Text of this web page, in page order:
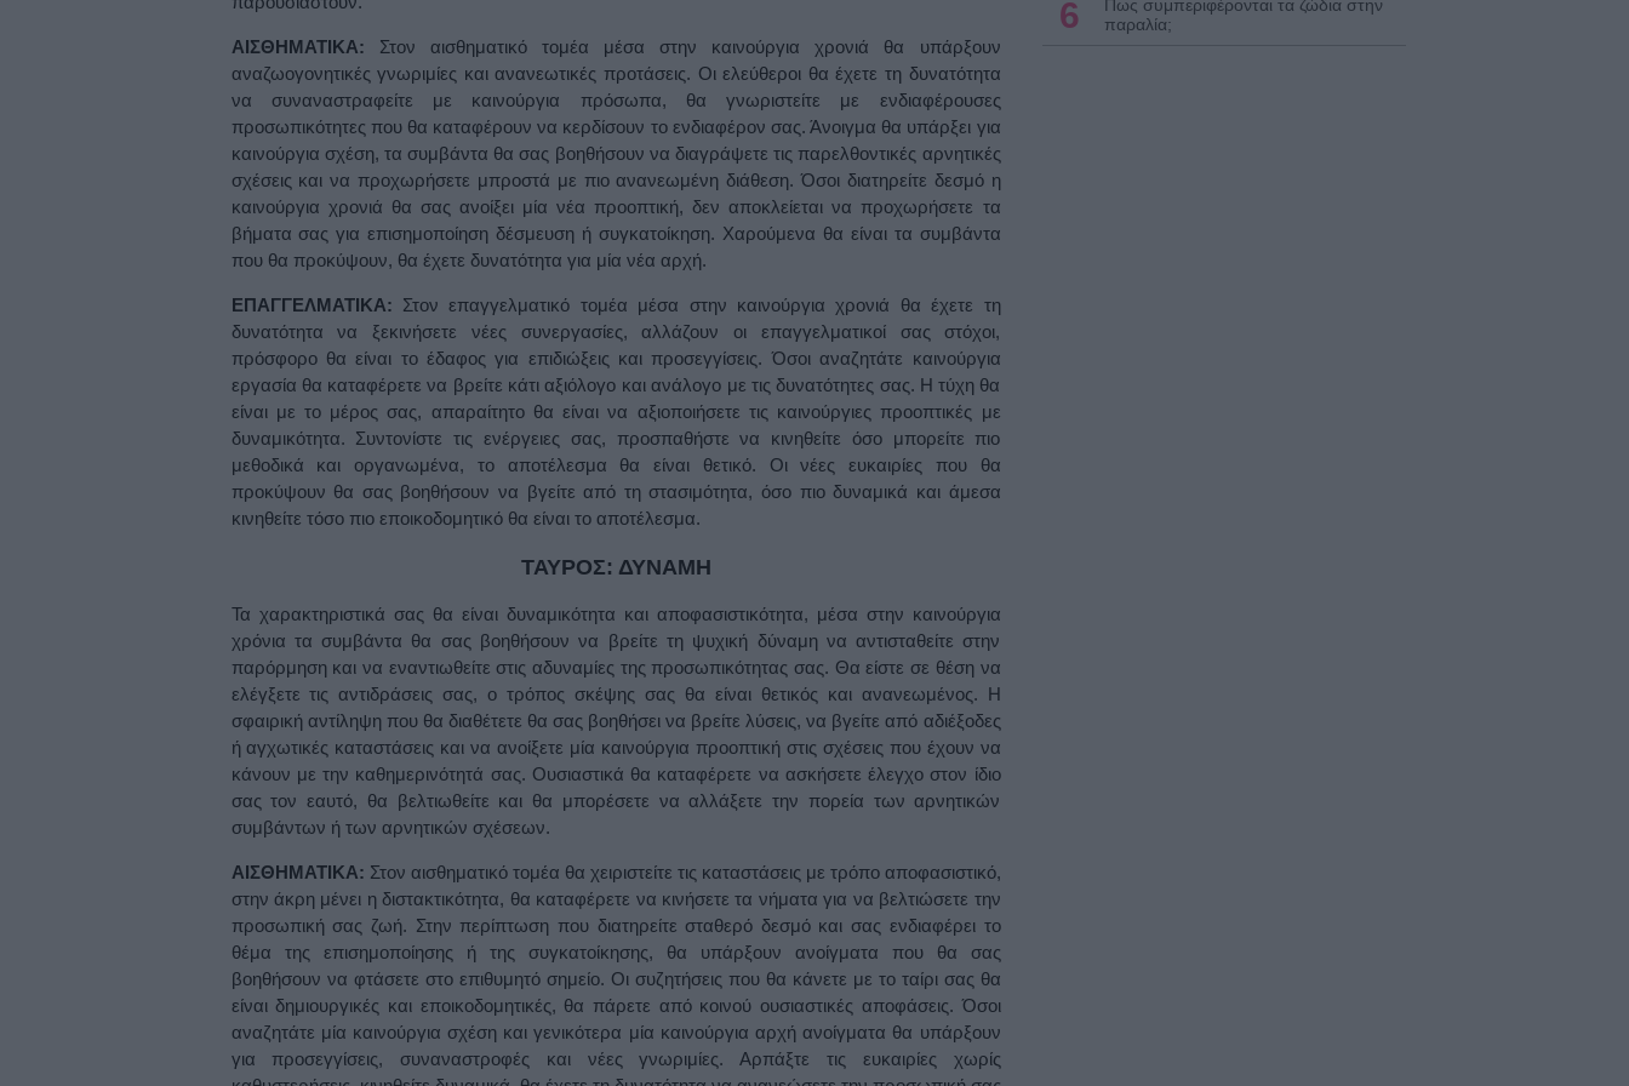
ΑΙΣΘΗΜΑΤΙΚΑ: Στον αισθηματικό τομέα μέσα στην καινούργια χρονιά θα υπάρξουν
αναζωογονητικές γνωριμίες και ανανεωτικές προτάσεις. Οι ελεύθεροι θα έχετε τη δυνατότητα
να συναναστραφείτε με καινούργια πρόσωπα, θα γνωριστείτε με ενδιαφέρουσες
προσωπικότητες που θα καταφέρουν να κερδίσουν το ενδιαφέρον σας. Άνοιγμα θα υπάρξει για
καινούργια σχέση, τα συμβάντα θα σας βοηθήσουν να διαγράψετε τις παρελθοντικές αρνητικές
σχέσεις και να προχωρήσετε μπροστά με πιο ανανεωμένη διάθεση. Όσοι διατηρείτε δεσμό η
καινούργια χρονιά θα σας ανοίξει μία νέα προοπτική, δεν αποκλείεται να προχωρήσετε τα
βήματα σας για επισημοποίηση δέσμευση ή συγκατοίκηση. Χαρούμενα θα είναι τα συμβάντα
που θα προκύψουν, θα έχετε δυνατότητα για μία νέα αρχή.
ΕΠΑΓΓΕΛΜΑΤΙΚΑ: Στον επαγγελματικό τομέα μέσα στην καινούργια χρονιά θα έχετε τη
δυνατότητα να ξεκινήσετε νέες συνεργασίες, αλλάζουν οι επαγγελματικοί σας στόχοι,
πρόσφορο θα είναι το έδαφος για επιδιώξεις και προσεγγίσεις. Όσοι αναζητάτε καινούργια
εργασία θα καταφέρετε να βρείτε κάτι αξιόλογο και ανάλογο με τις δυνατότητες σας. Η τύχη θα
είναι με το μέρος σας, απαραίτητο θα είναι να αξιοποιήσετε τις καινούργιες προοπτικές με
δυναμικότητα. Συντονίστε τις ενέργειες σας, προσπαθήστε να κινηθείτε όσο μπορείτε πιο
μεθοδικά και οργανωμένα, το αποτέλεσμα θα είναι θετικό. Οι νέες ευκαιρίες που θα
προκύψουν θα σας βοηθήσουν να βγείτε από τη στασιμότητα, όσο πιο δυναμικά και άμεσα
κινηθείτε τόσο πιο εποικοδομητικό θα είναι το αποτέλεσμα.
ΤΑΥΡΟΣ: ΔΥΝΑΜΗ
Τα χαρακτηριστικά σας θα είναι δυναμικότητα και αποφασιστικότητα, μέσα στην καινούργια
χρόνια τα συμβάντα θα σας βοηθήσουν να βρείτε τη ψυχική δύναμη να αντισταθείτε στην
παρόρμηση και να εναντιωθείτε στις αδυναμίες της προσωπικότητας σας. Θα είστε σε θέση να
ελέγξετε τις αντιδράσεις σας, ο τρόπος σκέψης σας θα είναι θετικός και ανανεωμένος. Η
σφαιρική αντίληψη που θα διαθέτετε θα σας βοηθήσει να βρείτε λύσεις, να βγείτε από αδιέξοδες
ή αγχωτικές καταστάσεις και να ανοίξετε μία καινούργια προοπτική στις σχέσεις που έχουν να
κάνουν με την καθημερινότητά σας. Ουσιαστικά θα καταφέρετε να ασκήσετε έλεγχο στον ίδιο
σας τον εαυτό, θα βελτιωθείτε και θα μπορέσετε να αλλάξετε την πορεία των αρνητικών
συμβάντων ή των αρνητικών σχέσεων.
ΑΙΣΘΗΜΑΤΙΚΑ: Στον αισθηματικό τομέα θα χειριστείτε τις καταστάσεις με τρόπο αποφασιστικό,
στην άκρη μένει η διστακτικότητα, θα καταφέρετε να κινήσετε τα νήματα για να βελτιώσετε την
προσωπική σας ζωή. Στην περίπτωση που διατηρείτε σταθερό δεσμό και σας ενδιαφέρει το
θέμα της επισημοποίησης ή της συγκατοίκησης, θα υπάρξουν ανοίγματα που θα σας
βοηθήσουν να φτάσετε στο επιθυμητό σημείο. Οι συζητήσεις που θα κάνετε με το ταίρι σας θα
είναι δημιουργικές και εποικοδομητικές, θα πάρετε από κοινού ουσιαστικές αποφάσεις. Όσοι
αναζητάτε μία καινούργια σχέση και γενικότερα μία καινούργια αρχή ανοίγματα θα υπάρξουν
για προσεγγίσεις, συναναστροφές και νέες γνωριμίες. Αρπάξτε τις ευκαιρίες χωρίς
6
Πως συμπεριφέρονται τα ζώδια στην
παραλία;